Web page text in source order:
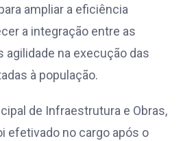
ampliar a eficiência
a integração entre as
agilidade na execução das
à população.
de Infraestrutura e Obras,
efetivado no cargo após o